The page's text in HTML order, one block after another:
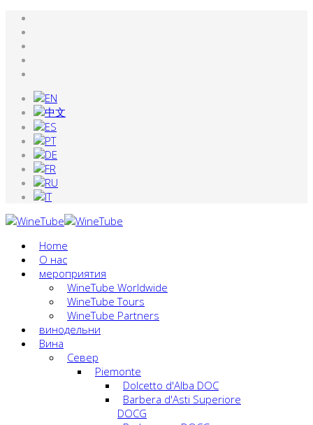
Home
О нас
мероприятия
WineTube Worldwide
WineTube Tours
WineTube Partners
винодельни
Вина
Cевер
Piemonte
Dolcetto d'Alba DOC
Barbera d'Asti Superiore
DOCG